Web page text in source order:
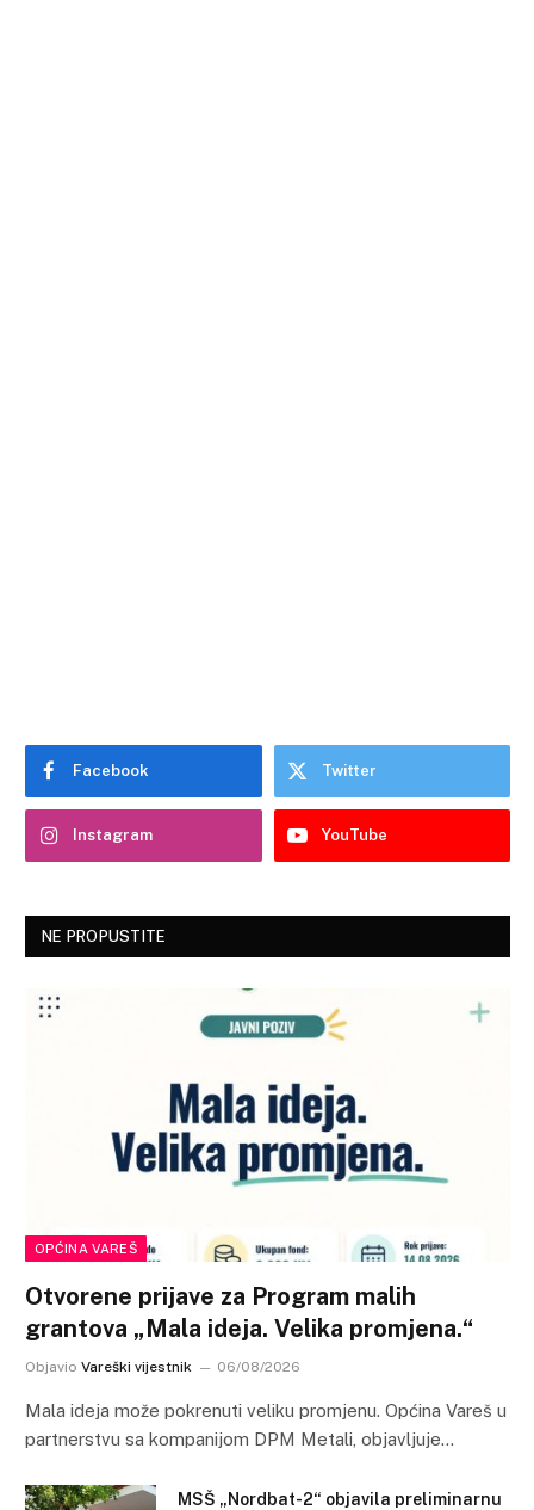
Facebook Twitter
Instagram YouTube
NE PROPUSTITE
OPĆINA VAREŠ
Otvorene prijave za Program malih
grantova „Mala ideja. Velika promjena.“
Objavio Vareški vijestnik 06/08/2026
Mala ideja može pokrenuti veliku promjenu. Općina Vareš u
partnerstvu sa kompanijom DPM Metali, objavljuje…
MSŠ „Nordbat-2“ objavila preliminarnu